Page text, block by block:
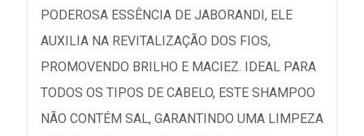
PODEROSA ESSÊNCIA DE JABORANDI, ELE
AUXILIA NA REVITALIZAÇÃO DOS FIOS,
PROMOVENDO BRILHO E MACIEZ. IDEAL PARA
TODOS OS TIPOS DE CABELO, ESTE SHAMPOO
NÃO CONTÉM SAL, GARANTINDO UMA LIMPEZA